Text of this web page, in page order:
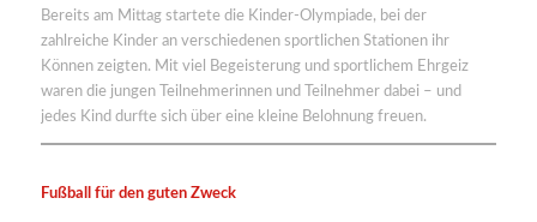
Bereits am Mittag startete die Kinder-Olympiade, bei der
zahlreiche Kinder an verschiedenen sportlichen Stationen ihr
Können zeigten. Mit viel Begeisterung und sportlichem Ehrgeiz
waren die jungen Teilnehmerinnen und Teilnehmer dabei – und
jedes Kind durfte sich über eine kleine Belohnung freuen.
Fußball für den guten Zweck